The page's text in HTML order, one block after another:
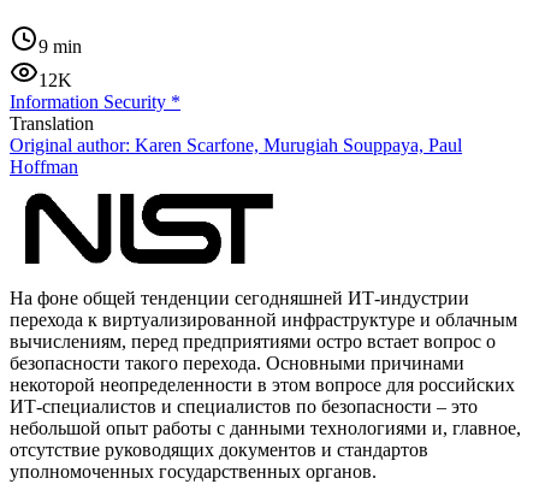
9 min
12K
Information Security *
Translation
Original author: Karen Scarfone, Murugiah Souppaya, Paul
Hoffman
На фоне общей тенденции сегодняшней ИТ-индустрии
перехода к виртуализированной инфраструктуре и облачным
вычислениям, перед предприятиями остро встает вопрос о
безопасности такого перехода. Основными причинами
некоторой неопределенности в этом вопросе для российских
ИТ-специалистов и специалистов по безопасности – это
небольшой опыт работы с данными технологиями и, главное,
отсутствие руководящих документов и стандартов
уполномоченных государственных органов.